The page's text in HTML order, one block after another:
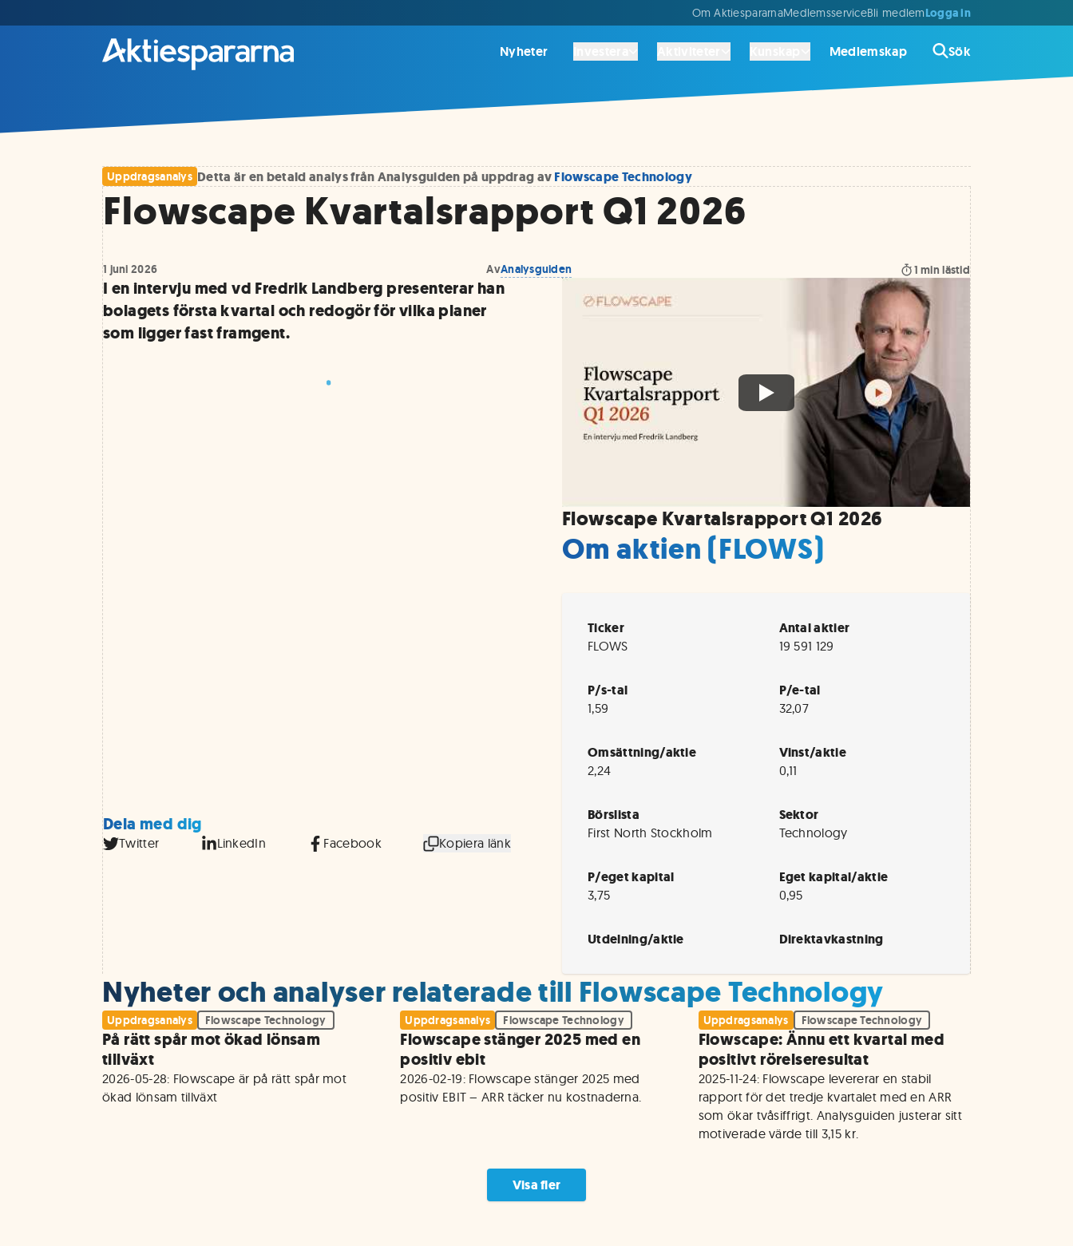
Om AktiespararnaMedlemsserviceBli medlemLogga in
Nyheter Medlemskap Sök
Uppdragsanalys Detta är en betald analys från Analysguiden på uppdrag avFlowscape Technology
Flowscape Kvartalsrapport Q1 2026
1 juni 2026 AvAnalysguiden 1 min lästid
I en intervju med vd Fredrik Landberg presenterar han
bolagets första kvartal och redogör för vilka planer
som ligger fast framgent.
Dela med dig
Twitter LinkedIn Facebook Kopiera länk
Flowscape Kvartalsrapport Q1 2026
Om aktien (FLOWS)
Ticker
FLOWS
Antal aktier
19 591 129
P/s-tal
1,59
P/e-tal
32,07
Omsättning/aktie
2,24
Vinst/aktie
0,11
Börslista
First North Stockholm
Sektor
Technology
P/eget kapital
3,75
Eget kapital/aktie
0,95
Utdelning/aktie Direktavkastning
Nyheter och analyser relaterade till Flowscape Technology
Uppdragsanalys Flowscape Technology
På rätt spår mot ökad lönsam
tillväxt
2026-05-28: Flowscape är på rätt spår mot
ökad lönsam tillväxt
Uppdragsanalys Flowscape Technology
Flowscape stänger 2025 med en
positiv ebit
2026-02-19: Flowscape stänger 2025 med
positiv EBIT – ARR täcker nu kostnaderna.
Uppdragsanalys Flowscape Technology
Flowscape: Ännu ett kvartal med
positivt rörelseresultat
2025-11-24: Flowscape levererar en stabil
rapport för det tredje kvartalet med en ARR
som ökar tvåsiffrigt. Analysguiden justerar sitt
motiverade värde till 3,15 kr.
Visa fler